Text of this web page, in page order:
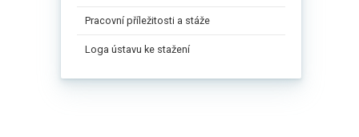
Pracovní příležitosti a stáže
Loga ústavu ke stažení